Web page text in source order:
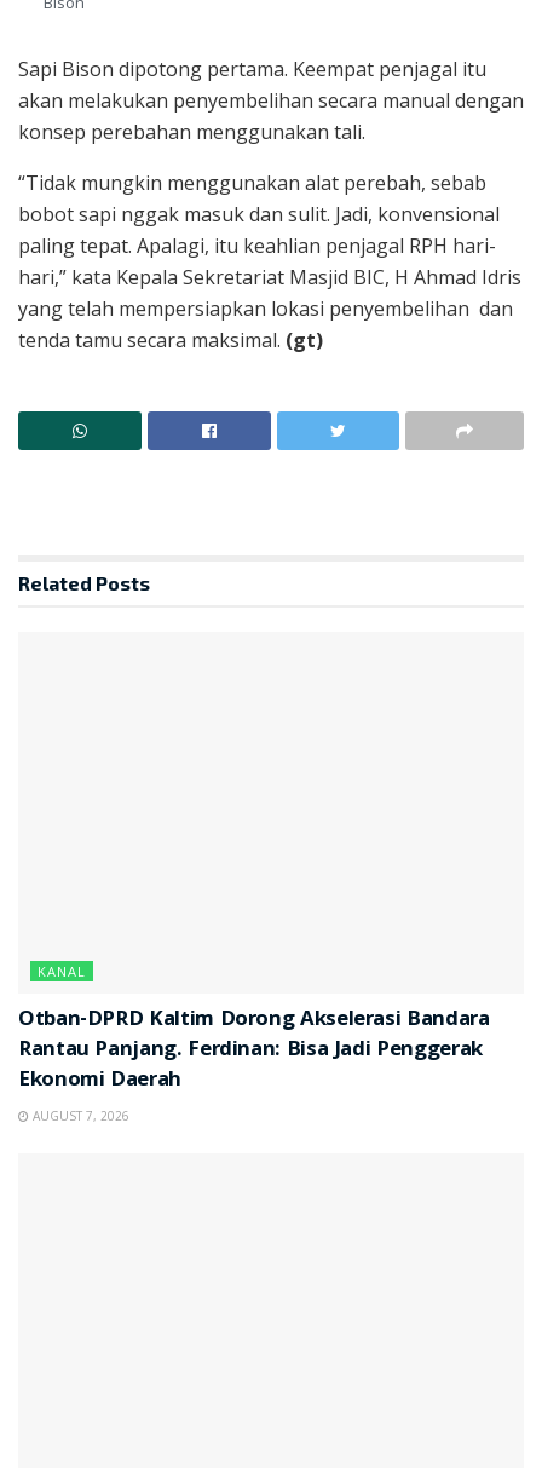
Sapi Bison dipotong pertama. Keempat penjagal itu
akan melakukan penyembelihan secara manual dengan
konsep perebahan menggunakan tali.
“Tidak mungkin menggunakan alat perebah, sebab
bobot sapi nggak masuk dan sulit. Jadi, konvensional
paling tepat. Apalagi, itu keahlian penjagal RPH hari-
hari,” kata Kepala Sekretariat Masjid BIC, H Ahmad Idris
yang telah mempersiapkan lokasi penyembelihan dan
tenda tamu secara maksimal. (gt)
Related Posts
KANAL
Otban-DPRD Kaltim Dorong Akselerasi Bandara
Rantau Panjang. Ferdinan: Bisa Jadi Penggerak
Ekonomi Daerah
AUGUST 7, 2026